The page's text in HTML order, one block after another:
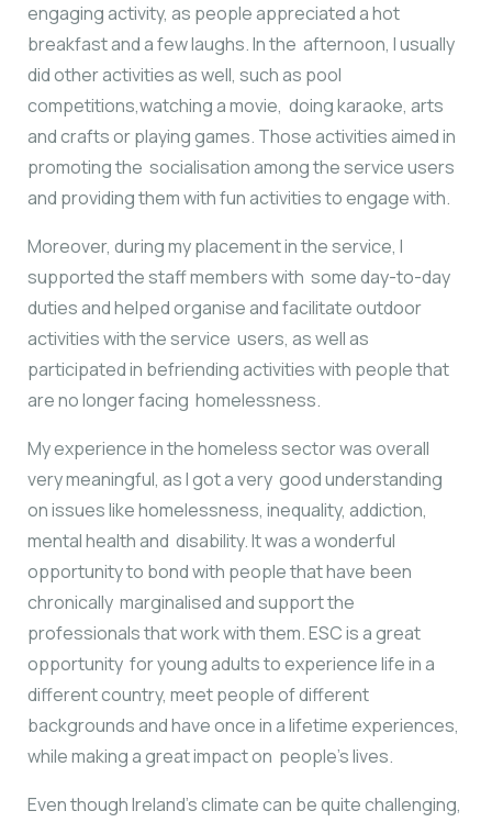
engaging activity, as people appreciated a hot
breakfast and a few laughs. In the afternoon, I usually
did other activities as well, such as pool
competitions,watching a movie, doing karaoke, arts
and crafts or playing games. Those activities aimed in
promoting the socialisation among the service users
and providing them with fun activities to engage with.
Moreover, during my placement in the service, I
supported the staff members with some day-to-day
duties and helped organise and facilitate outdoor
activities with the service users, as well as
participated in befriending activities with people that
are no longer facing homelessness.
My experience in the homeless sector was overall
very meaningful, as I got a very good understanding
on issues like homelessness, inequality, addiction,
mental health and disability. It was a wonderful
opportunity to bond with people that have been
chronically marginalised and support the
professionals that work with them. ESC is a great
opportunity for young adults to experience life in a
different country, meet people of different
backgrounds and have once in a lifetime experiences,
while making a great impact on people’s lives.
Even though Ireland’s climate can be quite challenging,